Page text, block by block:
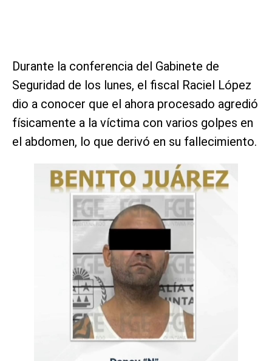
Durante la conferencia del Gabinete de
Seguridad de los lunes, el fiscal Raciel López
dio a conocer que el ahora procesado agredió
físicamente a la víctima con varios golpes en
el abdomen, lo que derivó en su fallecimiento.